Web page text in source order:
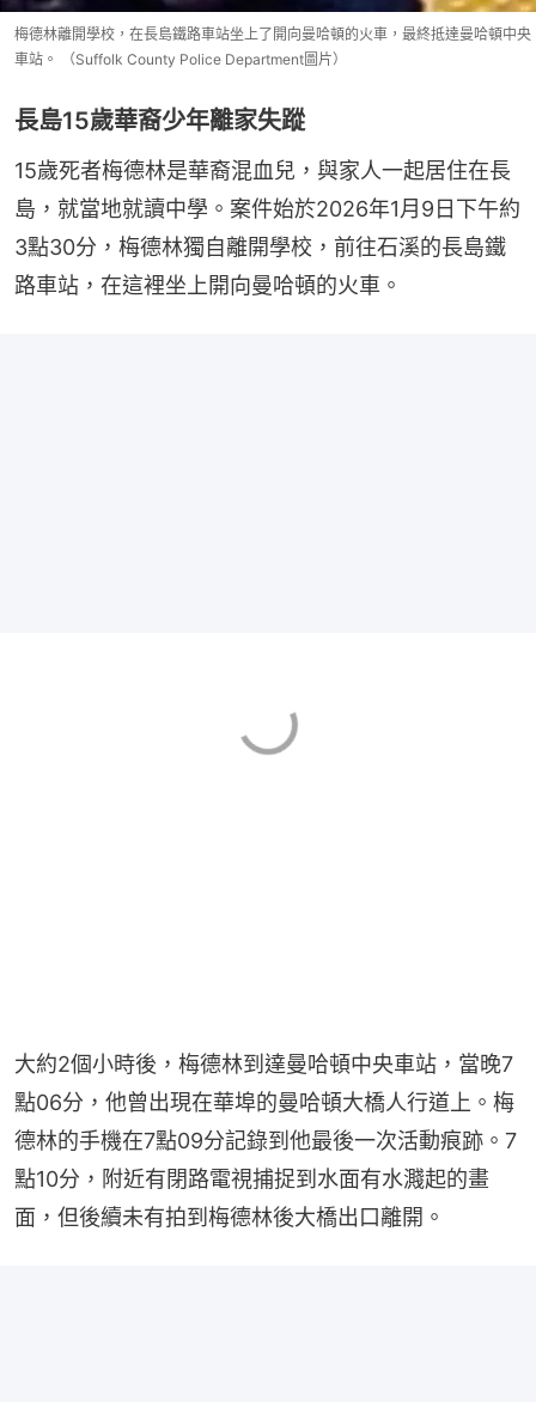
梅德林離開學校，在長島鐵路車站坐上了開向曼哈頓的火車，最終抵達曼哈頓中央
車站。 （Suffolk County Police Department圖片）
長島15歲華裔少年離家失蹤
15歲死者梅德林是華裔混血兒，與家人一起居住在長
島，就當地就讀中學。案件始於2026年1月9日下午約
3點30分，梅德林獨自離開學校，前往石溪的長島鐵
路車站，在這裡坐上開向曼哈頓的火車。
大約2個小時後，梅德林到達曼哈頓中央車站，當晚7
點06分，他曾出現在華埠的曼哈頓大橋人行道上。梅
德林的手機在7點09分記錄到他最後一次活動痕跡。7
點10分，附近有閉路電視捕捉到水面有水濺起的畫
面，但後續未有拍到梅德林後大橋出口離開。